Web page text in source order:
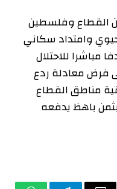
القطاع وفلسطين
وامتداد سكاني
مباشرا للاحتلال
فرض معادلة ردع
مناطق القطاع
باهظ يدفعه